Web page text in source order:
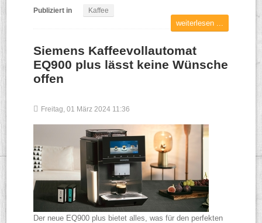
Publiziert in Kaffee
weiterlesen ...
Siemens Kaffeevollautomat
EQ900 plus lässt keine Wünsche
offen
Freitag, 01 März 2024 11:36
Der neue EQ900 plus bietet alles, was für den perfekten